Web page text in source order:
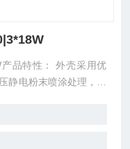
： 外壳采用优
静电粉末喷涂处理，耐